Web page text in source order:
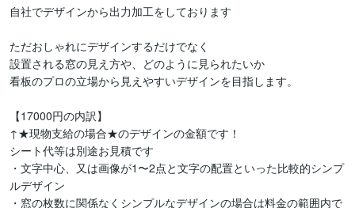
自社でデザインから出力加工をしております
ただおしゃれにデザインするだけでなく
設置される窓の見え方や、どのように見られたいか
看板のプロの立場から見えやすいデザインを目指します。
【17000円の内訳】
↑★現物支給の場合★のデザインの金額です！
シート代等は別途お見積です
・文字中心、又は画像が1〜2点と文字の配置といった比較的シンプ
ルデザイン
・窓の枚数に関係なくシンプルなデザインの場合は料金の範囲内で